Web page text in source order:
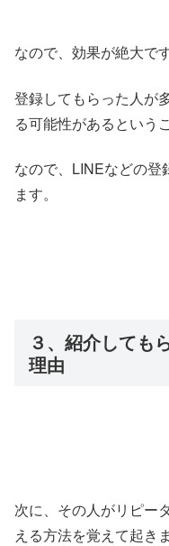
なので、効果が絶大です
登録してもらった人が
る可能性があるという
なので、LINEなどの登
ます。
３、紹介しても
理由
次に、その人がリピー
える方法を覚えて起き